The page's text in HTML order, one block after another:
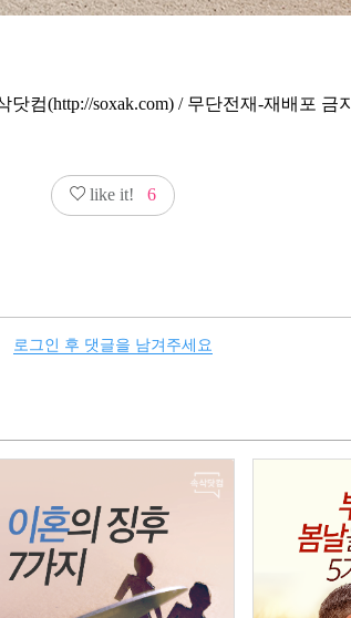
컴(http://soxak.com) / 무단전재-재배포 금지
like it! 6
로그인 후 댓글을 남겨주세요